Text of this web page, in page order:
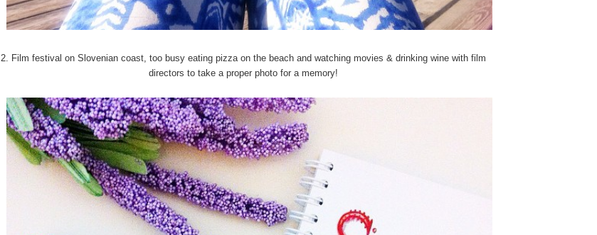
2. Film festival on Slovenian coast, too busy eating pizza on the beach and watching movies & drinking wine with film
directors to take a proper photo for a memory!